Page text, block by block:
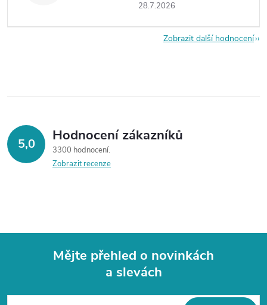
28.7.2026
Zobrazit další hodnocení
5,0 Hodnocení zákazníků
3300 hodnocení
Zobrazit recenze
Mějte přehled o novinkách
a slevách